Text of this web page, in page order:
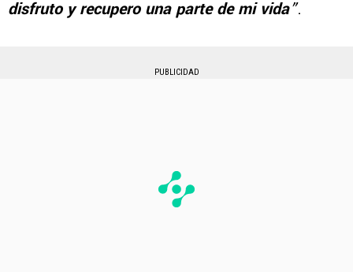
disfruto y recupero una parte de mi vida”.
PUBLICIDAD